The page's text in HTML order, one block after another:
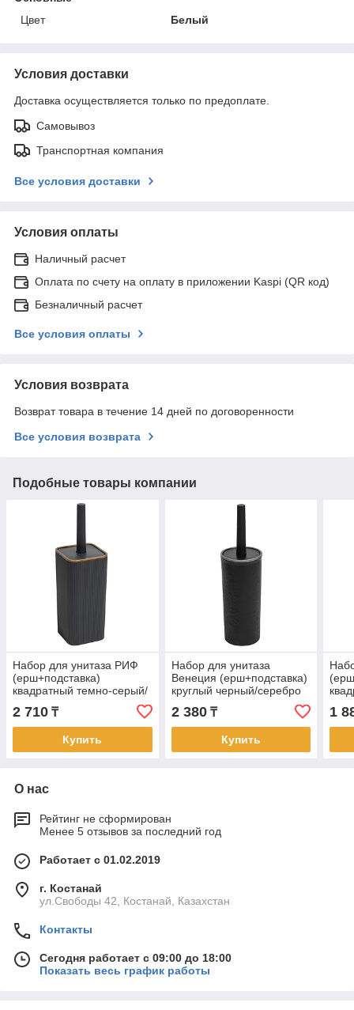
Цвет
Белый
Условия доставки
Доставка осуществляется только по предоплате.
Самовывоз
Транспортная компания
Все условия доставки
Условия оплаты
Наличный расчет
Оплата по счету на оплату в приложении Kaspi (QR код)
Безналичный расчет
Все условия оплаты
Условия возврата
Возврат товара в течение 14 дней по договоренности
Все условия возврата
Подобные товары компании
Набор для унитаза РИФ
(ерш+подставка)
квадратный темно-серый/
2 710 ₸
Купить
Набор для унитаза
Венеция (ерш+подставка)
круглый черный/серебро
2 380₸
Купить
1
О нас
Рейтинг не сформирован
Менее 5 отзывов за последний год
Работает с 01.02.2019
г. Костанай
ул.Свободы 42, Костанай, Казахстан
Контакты
Сегодня работает с 09:00 до 18:00
Показать весь график работы